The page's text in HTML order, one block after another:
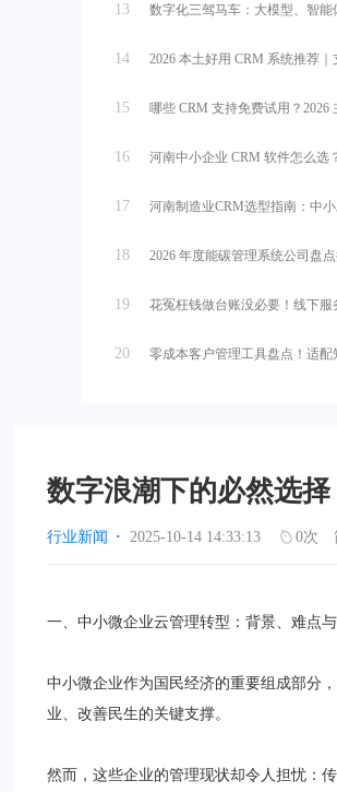
13 数字化三驾马车：大模型、智能
14 2026 本土好用 CRM 系统推荐｜
15 哪些 CRM 支持免费试用？2026
16 河南中小企业 CRM 软件怎么选
17 河南制造业CRM选型指南：中
18 2026 年度能碳管理系统公司盘
19 花冤枉钱做台账没必要！线下服
20 零成本客户管理工具盘点！适配
数字浪潮下的必然选
行业新闻 · 2025-10-14 14:33:13 0次
一、中小微企业云管理转型：背景、难点
中小微企业作为国民经济的重要组成部分
业、改善民生的关键支撑。
然而，这些企业的管理现状却令人担忧：